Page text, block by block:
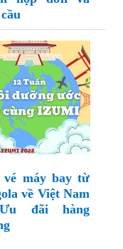
vé máy bay từ
về Việt Nam
đãi hàng